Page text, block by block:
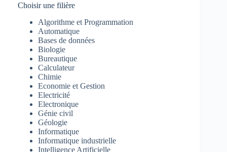
Choisir une filière
Algorithme et Programmation
Automatique
Bases de données
Biologie
Bureautique
Calculateur
Chimie
Economie et Gestion
Electricité
Electronique
Génie civil
Géologie
Informatique
Informatique industrielle
Intelligence Artificielle